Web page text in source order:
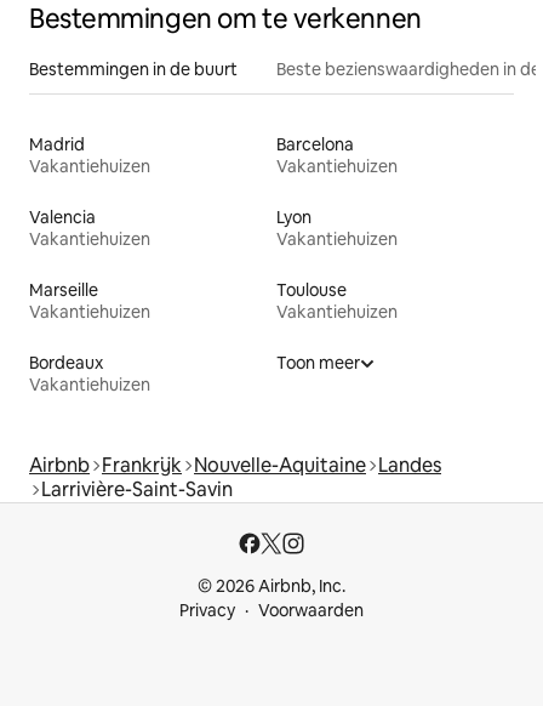
Bestemmingen om te verkennen
Bestemmingen in de buurt Beste bezienswaardigheden in
Madrid
Vakantiehuizen
Barcelona
Vakantiehuizen
Valencia
Vakantiehuizen
Lyon
Vakantiehuizen
Marseille
Vakantiehuizen
Toulouse
Vakantiehuizen
Bordeaux
Vakantiehuizen
Toon meer
Airbnb Frankrijk Nouvelle-Aquitaine Landes
Larrivière-Saint-Savin
© 2026 Airbnb, Inc.
Privacy
Voorwaarden